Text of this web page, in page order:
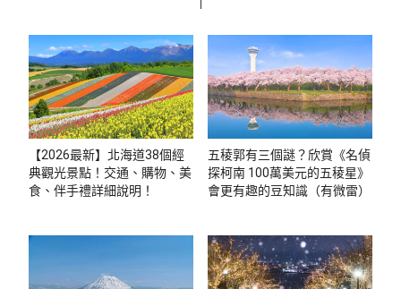
【2026最新】北海道38個經
典觀光景點！交通、購物、美
食、伴手禮詳細說明！
五稜郭有三個謎？欣賞《名偵
探柯南 100萬美元的五稜星》
會更有趣的豆知識（有微雷）